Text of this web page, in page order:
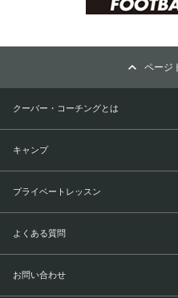
ページ
クーバー・コーチングとは
キャンプ
プライベートレッスン
よくある質問
お問い合わせ